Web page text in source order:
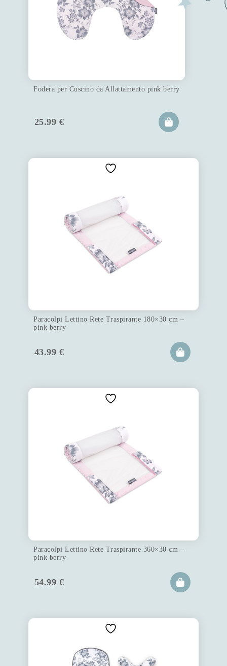
Fodera per Cuscino da Allattamento pink berry
25.99 €
Paracolpi Lettino Rete Traspirante 180×30 cm –
pink berry
43.99 €
Paracolpi Lettino Rete Traspirante 360×30 cm –
pink berry
54.99 €